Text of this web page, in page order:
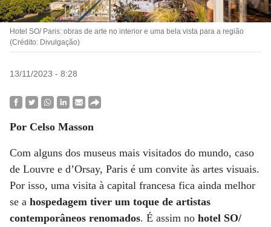
Hotel SO/ Paris: obras de arte no interior e uma bela vista para a região
(Crédito: Divulgação)
13/11/2023 - 8:28
Por Celso Masson
Com alguns dos museus mais visitados do mundo, caso
de Louvre e d’Orsay, Paris é um convite às artes visuais.
Por isso, uma visita à capital francesa fica ainda melhor
se a hospedagem tiver um toque de artistas
contemporâneos renomados. É assim no hotel SO/